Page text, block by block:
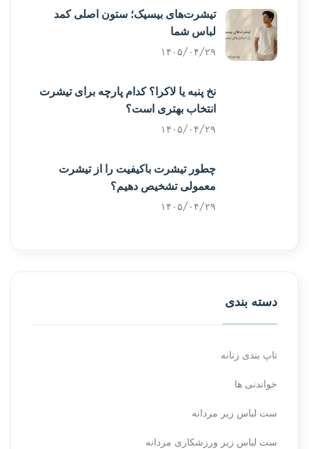
تیشرت‌های بیسیک؛ ستون اصلی کمد
لباس شما
۱۴۰۵/۰۴/۲۹
نخ پنبه یا لاکرا؟ کدام پارچه برای تیشرت
انتخاب بهتری است؟
۱۴۰۵/۰۴/۲۹
چطور تیشرت باکیفیت را از تیشرت
معمولی تشخیص دهیم؟
۱۴۰۵/۰۴/۲۹
دسته بندی
تاپ بندی زنانه
خواندنی ها
ست لباس زیر مردانه
ست لباس زیر ورزشکاری مردانه